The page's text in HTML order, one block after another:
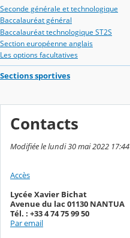
Seconde générale et technologique
Baccalauréat général
Baccalauréat technologique ST2S
Section européenne anglais
Les options facultatives
Sections sportives
Contacts
Modifiée le lundi 30 mai 2022 17:44
Accès
Lycée Xavier Bichat
Avenue du lac 01130 NANTUA
Tél. : +33 4 74 75 99 50
Par email